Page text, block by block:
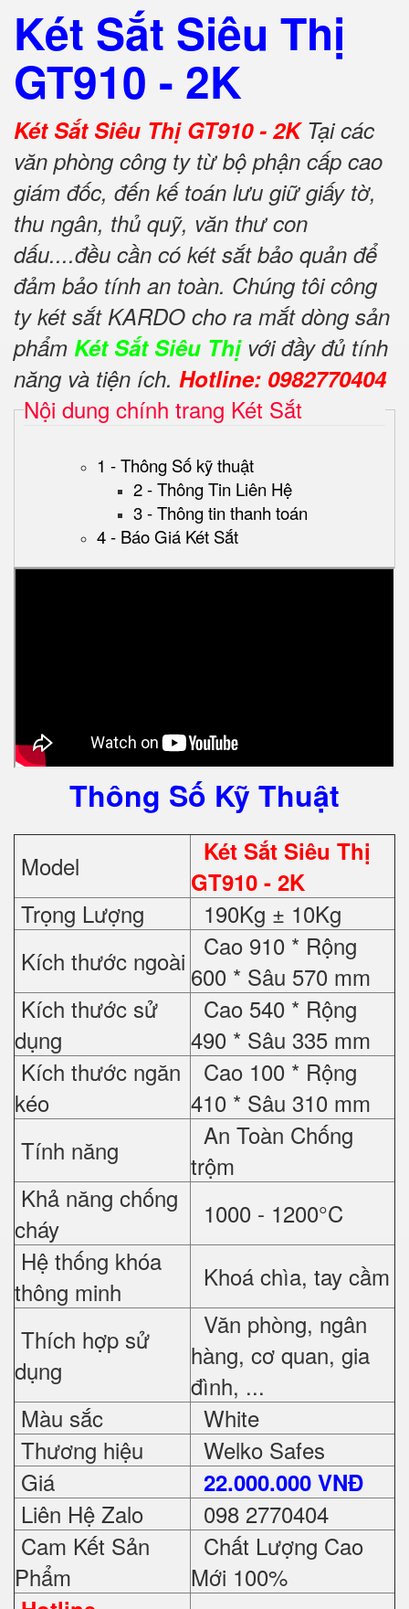
Két Sắt Siêu Thị
GT910 - 2K
Két Sắt Siêu Thị GT910 - 2K Tại các
văn phòng công ty từ bộ phận cấp cao
giám đốc, đến kế toán lưu giữ giấy tờ,
thu ngân, thủ quỹ, văn thư con
dấu....đều cần có két sắt bảo quản để
đảm bảo tính an toàn. Chúng tôi công
ty két sắt KARDO cho ra mắt dòng sản
phẩm Két Sắt Siêu Thịvới đầy đủ tính
năng và tiện ích. Hotline: 0982770404
Nội dung chính trang Két Sắt
1 - Thông Số kỹ thuật
2 - Thông Tin Liên Hệ
3 - Thông tin thanh toán
4 - Báo Giá Két Sắt
Thông Số Kỹ Thuật
Model
Két Sắt Siêu Thị
GT910 - 2K
Trọng Lượng
190Kg ± 10Kg
Kích thước ngoài
Cao 910 * Rộng
600 * Sâu 570 mm
Kích thước sử
dụng
Cao 540 * Rộng
490 * Sâu 335 mm
Kích thước ngăn
kéo
Cao 100 * Rộng
410 * Sâu 310 mm
Tính năng
An Toàn Chống
trộm
Khả năng chống
cháy
1000 - 1200°C
Hệ thống khóa
thông minh
Khoá chìa, tay cầm
Thích hợp sử
dụng
Văn phòng, ngân
hàng, cơ quan, gia
đình, ...
Màu sắc
White
Thương hiệu
Welko Safes
Giá
22.000.000 VNĐ
Liên Hệ Zalo
098 2770404
Cam Kết Sản
Phẩm
Chất Lượng Cao
Mới 100%